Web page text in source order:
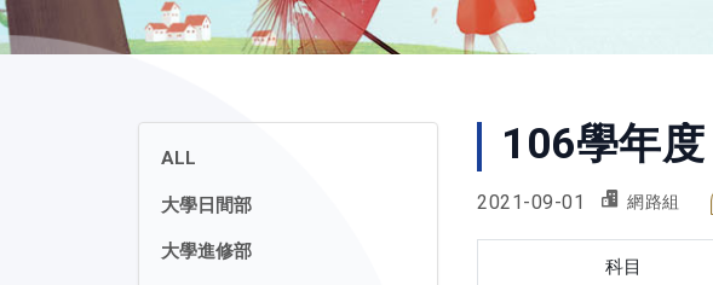
ALL
大學日間部
大學進修部
106學年度
2021-09-01 網路組
科目